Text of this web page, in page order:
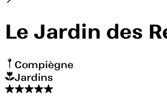
Le Jardin des
Compiègne
Jardins